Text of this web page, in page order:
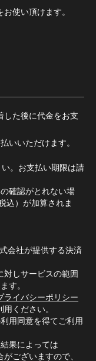
使い頂けます。
した後に代金をお支
いいただけます。
。お支払い期限は請
確認がとれない場
込）が加算されま
会社が提供する決済
対しサービスの範囲
す。
ライバシーポリシー
ください。
用同意を得てご利用
果によっては
ございますので、